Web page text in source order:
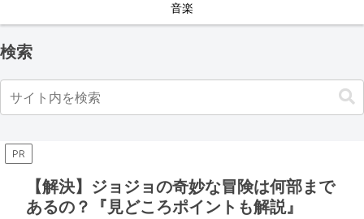
音楽
検索
PR
【解決】ジョジョの奇妙な冒険は何部まで
あるの？『見どころポイントも解説』